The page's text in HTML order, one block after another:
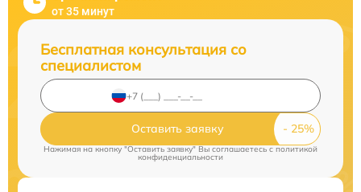
от 35 минут
Бесплатная консультация со
специалистом
Оставить заявку
Нажимая на кнопку "Оставить заявку" Вы соглашаетесь cполитикой
конфиденциальности